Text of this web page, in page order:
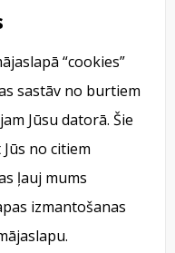
“cookies”
sastāv no burtiem
Jūsu datorā. Šie
no citiem
ļauj mums
izmantošanas